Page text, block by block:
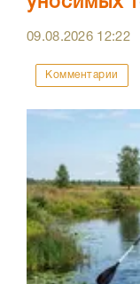
09.08.2026 12:22
Комментарии